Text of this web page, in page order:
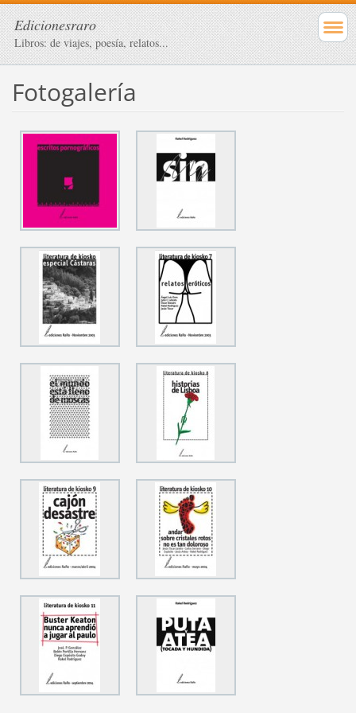
Edicionesraro
Libros: de viajes, poesía, relatos...
Fotogalería